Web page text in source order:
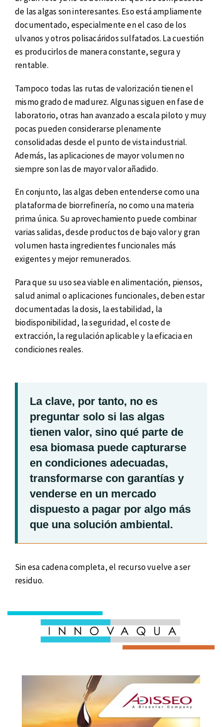
de las algas son interesantes. Eso está ampliamente
documentado, especialmente en el caso de los
ulvanos y otros polisacáridos sulfatados. La cuestión
es producirlos de manera constante, segura y
rentable.
Tampoco todas las rutas de valorización tienen el
mismo grado de madurez. Algunas siguen en fase de
laboratorio, otras han avanzado a escala piloto y muy
pocas pueden considerarse plenamente
consolidadas desde el punto de vista industrial.
Además, las aplicaciones de mayor volumen no
siempre son las de mayor valor añadido.
En conjunto, las algas deben entenderse como una
plataforma de biorrefinería, no como una materia
prima única. Su aprovechamiento puede combinar
varias salidas, desde productos de bajo valor y gran
volumen hasta ingredientes funcionales más
exigentes y mejor remunerados.
Para que su uso sea viable en alimentación, piensos,
salud animal o aplicaciones funcionales, deben estar
documentadas la dosis, la estabilidad, la
biodisponibilidad, la seguridad, el coste de
extracción, la regulación aplicable y la eficacia en
condiciones reales.
La clave, por tanto, no es
preguntar solo si las algas
tienen valor, sino qué parte de
esa biomasa puede capturarse
en condiciones adecuadas,
transformarse con garantías y
venderse en un mercado
dispuesto a pagar por algo más
que una solución ambiental.
Sin esa cadena completa, el recurso vuelve a ser
residuo.